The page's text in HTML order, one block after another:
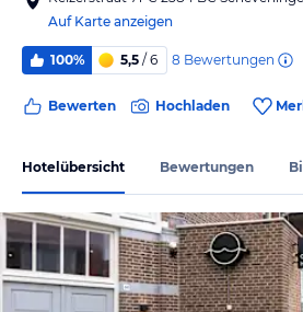
Auf Karte anzeigen
100% 5,5 / 6 8 Bewertungen
Bewerten Hochladen
Hotelübersicht Bewertungen